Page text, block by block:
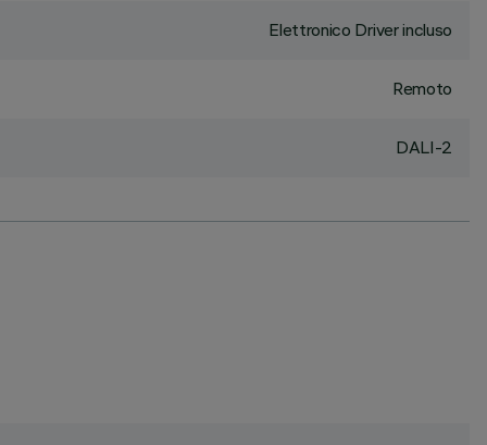
Elettronico Driver incluso
Remoto
DALI-2